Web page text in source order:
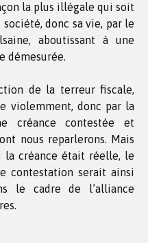
la plus illégale qui soit
donc sa vie, par le
aboutissant à une
démesurée.
de la terreur fiscale,
violemment, donc par la
créance contestée et
nous reparlerons. Mais
créance était réelle, le
contestation serait ainsi
le cadre de l’alliance